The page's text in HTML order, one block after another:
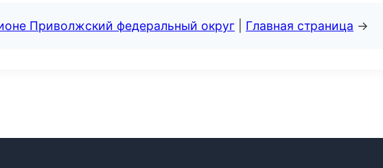
Приволжский федеральный округ Главная страница →